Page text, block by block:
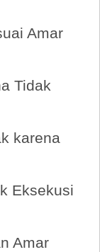
Amar
Tidak
karena
Eksekusi
Amar